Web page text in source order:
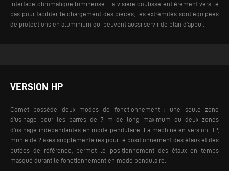
interface chromatique lumineuse. La visière coulisse entièrement vers le
bas pour faciliter le chargement des pièces, les extrémités sont équipées
de protections en aluminium qui peuvent aussi servir de plan d'appui.
VERSION HP
Comet possède deux modes de fonctionnement : une seule zone
d'usinage pour les barres de 7 m de long maximum ou deux zones
d'usinage indépendantes en mode pendulaire. La machine en version HP,
munie de 2 axes supplémentaires pour le positionnement des étaux et des
butées de référence, permet le positionnement des étaux en temps
masqué durant le fonctionnement en mode pendulaire.